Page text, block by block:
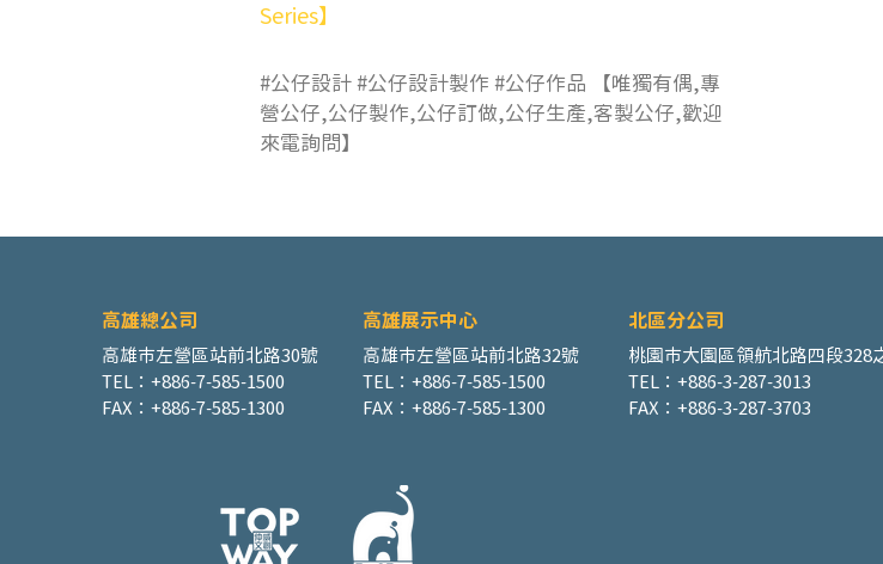
Series】
#公仔設計 #公仔設計製作 #公仔作品 【唯獨有偶,專
營公仔,公仔製作,公仔訂做,公仔生產,客製公仔,歡迎
來電詢問】
高雄總公司 高雄展示中心
高雄市左營區站前北路30號
TEL：+886-7-585-1500
FAX：+886-7-585-1300
高雄市左營區站前北路32號
TEL：+886-7-585-1500
FAX：+886-7-585-1300
​北區分公司
桃園市大園區領航北路四段328
TEL：+886-3-287-3013
FAX：+886-3-287-3703